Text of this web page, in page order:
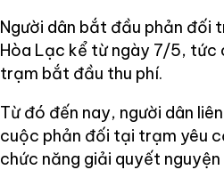
Người dân bắt đầu phản đối
Hòa Lạc kể từ ngày 7/5, tức
trạm bắt đầu thu phí.
Từ đó đến nay, người dân
cuộc phản đối tại trạm yêu
chức năng giải quyết nguyện